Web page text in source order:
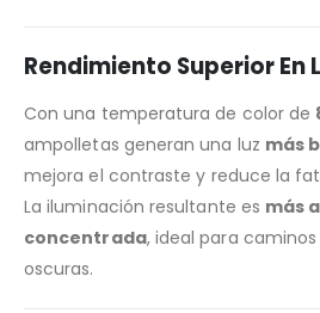
Rendimiento Superior En
Con una temperatura de color de
ampolletas generan una luz más
mejora el contraste y reduce la
La iluminación resultante es más
concentrada, ideal para
oscuras.